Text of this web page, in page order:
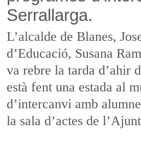
Serrallarga.
L’alcalde de Blanes,
d’Educació, Susana
va rebre la tarda d’ahir
està fent una estada al
d’intercanvi amb
la sala d’actes de